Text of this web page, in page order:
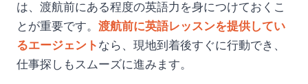
は、渡航前にある程度の英語力を身につけておくこ
とが重要です。 渡航前に英語レッスンを提供してい
るエージェント なら、現地到着後すぐに行動でき、
仕事探しもスムーズに進みます。